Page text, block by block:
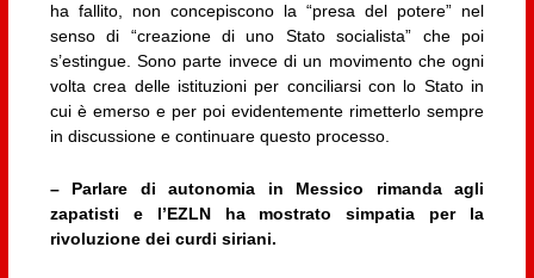
ha fallito, non concepiscono la “presa del potere” nel
senso di “creazione di uno Stato socialista” che poi
s’estingue. Sono parte invece di un movimento che ogni
volta crea delle istituzioni per conciliarsi con lo Stato in
cui è emerso e per poi evidentemente rimetterlo sempre
in discussione e continuare questo processo.
– Parlare di autonomia in Messico rimanda agli
zapatisti e l’EZLN ha mostrato simpatia per la
rivoluzione dei curdi siriani.